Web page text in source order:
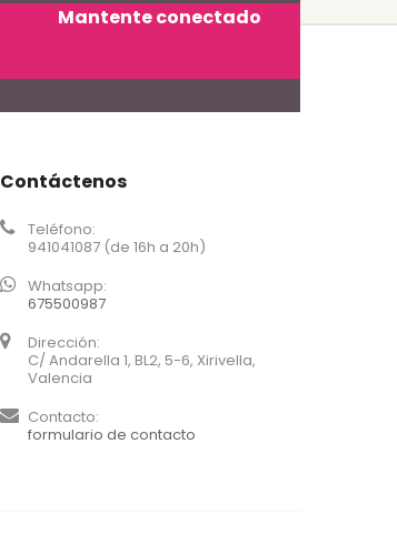
Mantente conectado
Contáctenos
Teléfono:
941041087 (de 16h a 20h)
Whatsapp:
675500987
Dirección:
C/ Andarella 1, BL2, 5-6, Xirivella,
Valencia
Contacto:
formulario de contacto